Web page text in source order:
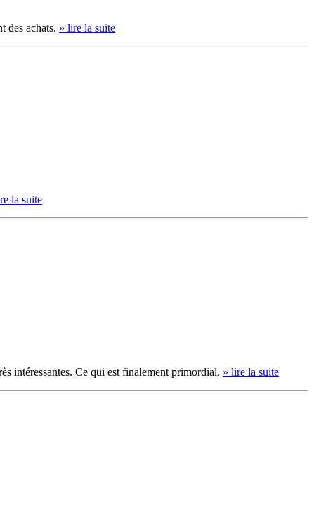
des achats. » lire la suite
la suite
intéressantes. Ce qui est finalement primordial. » lire la suite